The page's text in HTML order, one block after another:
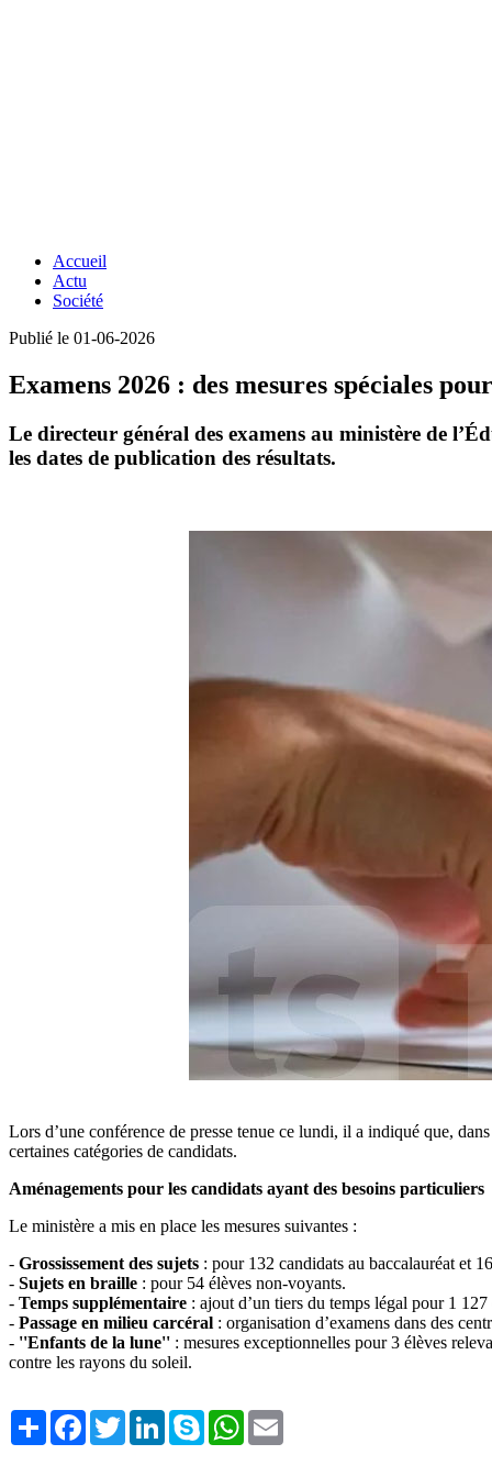
Accueil
Actu
Société
Publié le 01-06-2026
Examens 2026 : des mesures spéciales
Le directeur général des examens au ministère de
les dates de publication des résultats.
Lors d’une conférence de presse tenue ce lundi, il a indiqué que,
certaines catégories de candidats.
Aménagements pour les candidats ayant des besoins particuliers
Le ministère a mis en place les mesures suivantes :
- Grossissement des sujets : pour 132 candidats au baccalauréat et
- Sujets en braille : pour 54 élèves non-voyants.
- Temps supplémentaire : ajout d’un tiers du temps légal pour 1
- Passage en milieu carcéral : organisation d’examens dans des
- ''Enfants de la lune'' : mesures exceptionnelles pour 3 élèves
contre les rayons du soleil.
Share FacebookTwitterLinkedInSkype WhatsApp